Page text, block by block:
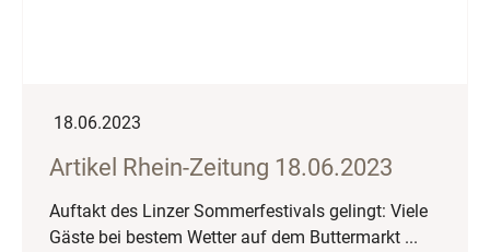
18.06.2023
Artikel Rhein-Zeitung 18.06.2023
Auftakt des Linzer Sommerfestivals gelingt: Viele
Gäste bei bestem Wetter auf dem Buttermarkt ...